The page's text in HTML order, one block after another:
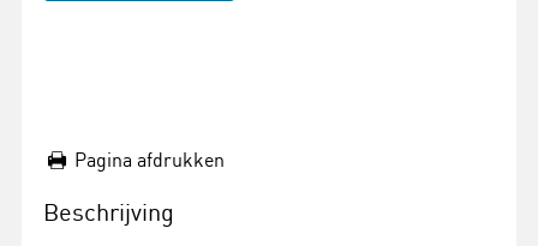
Pagina afdrukken
Beschrijving